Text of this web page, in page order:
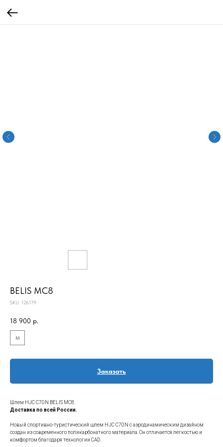
BELIS MC8
SKU: 126179
18 900 р.
M
Заказать
Шлем HJC C70N BELIS MC8.
Доставка по всей России.
Новый спортивно-туристический шлем HJC C70N с аэродинамическим дизайном
создан из современного поликарбонатного материала. Он отличается легкостью и
комфортом благодаря технологии CAD.